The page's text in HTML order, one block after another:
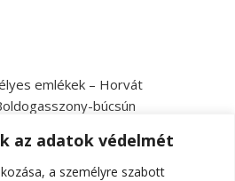
az adatok védelmét
a személyre szabott
emlékek – Horvát
búcsún
de szűk hazám a Kármel